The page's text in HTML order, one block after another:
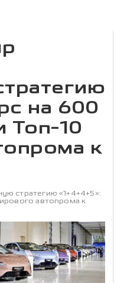
на 600
Топ-10
к
стратегию «1+4+4+5»:
автопрома к